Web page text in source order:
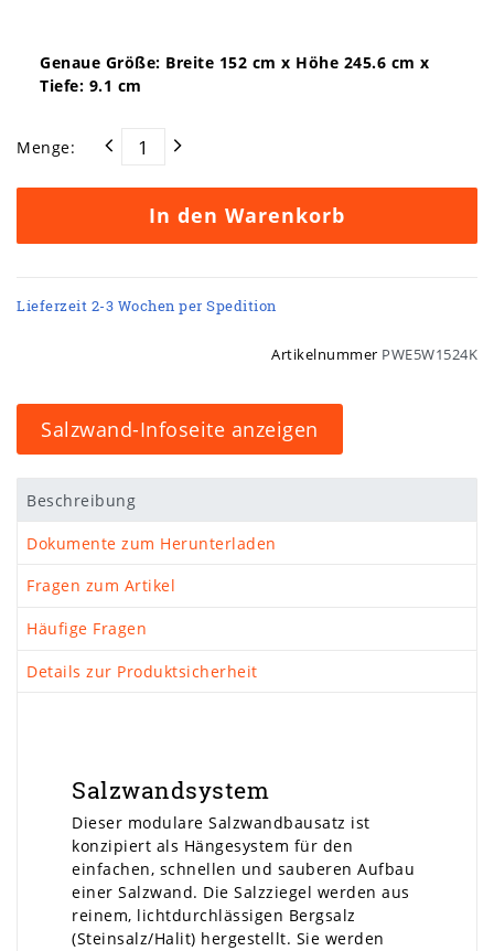
Genaue Größe: Breite 152 cm x Höhe 245.6 cm x
Tiefe: 9.1 cm
Menge:
In den Warenkorb
Lieferzeit 2-3 Wochen per Spedition
Artikelnummer PWE5W1524K
Salzwand-Infoseite anzeigen
Beschreibung
Dokumente zum Herunterladen
Fragen zum Artikel
Häufige Fragen
Details zur Produktsicherheit
Salzwandsystem
Dieser modulare Salzwandbausatz ist
konzipiert als Hängesystem für den
einfachen, schnellen und sauberen Aufbau
einer Salzwand. Die Salzziegel werden aus
reinem, lichtdurchlässigen Bergsalz
(Steinsalz/Halit) hergestellt. Sie werden